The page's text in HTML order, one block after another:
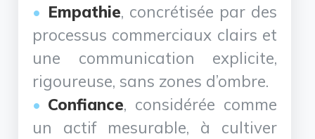
Empathie, concrétisée par des
processus commerciaux clairs et
une communication explicite,
rigoureuse, sans zones d’ombre.
Confiance, considérée comme
un actif mesurable, à cultiver